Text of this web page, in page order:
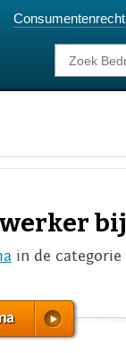
Consumentenrecht
bij
in de categorie